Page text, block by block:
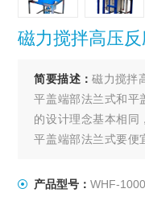
磁力搅拌高压
简要描述：磁力搅拌
平盖端部法兰式和平
的设计理念基本相同
平盖端部法兰式要便
温度没有太大的限制
产品型号：WHF-1000